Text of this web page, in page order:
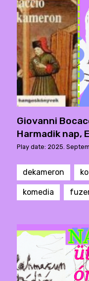
Giovanni
Harmadik nap,
Play date: 2025.
dekameron
komedia